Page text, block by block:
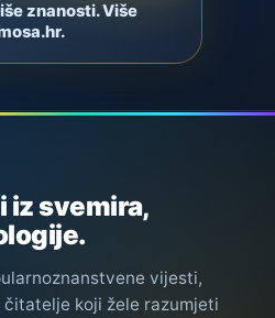
znanosti. Više
iz svemira,
vijesti,
koji žele razumjeti